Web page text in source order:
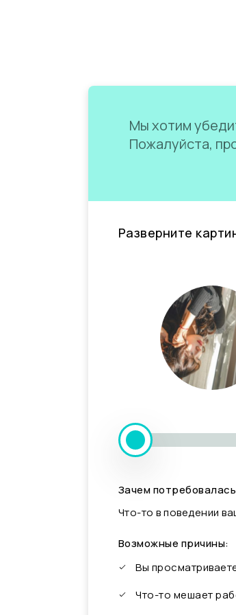
Мы хотим
Пожалуйста,
Разверните
Зачем
Что-то в поведении
Возможные причины:
Вы
Что-то мешает